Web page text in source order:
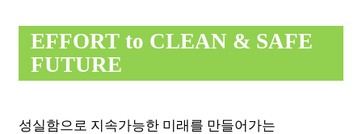
EFFORT to CLEAN & SAFE
FUTURE
성실함으로 지속가능한 미래를 만들어가는